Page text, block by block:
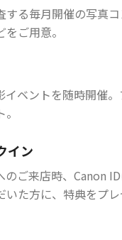
する毎月開催の写真
ご用意。
イベントを随時開催
イン
のご来店時、Canon
いた方に、特典をプ